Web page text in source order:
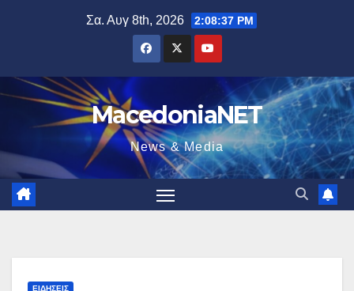
Σα. Αυγ 8th, 2026 2:08:38 PM
MacedoniaNET
News & Media
ΕΙΔΉΣΕΙΣ